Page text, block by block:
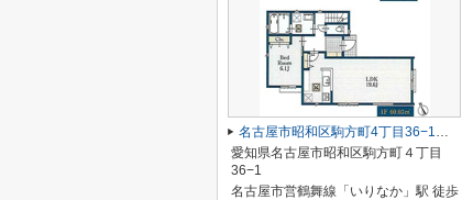
名古屋市昭和区駒方町4丁目36−1【仲介手数料無料】新築一戸建て
愛知県名古屋市昭和区駒方町４丁目
36−1
名古屋市営鶴舞線「いりなか」駅 徒歩